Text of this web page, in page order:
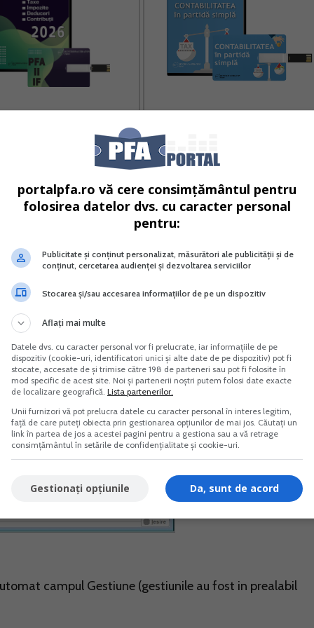
IF Taxe Impozite Deduceri
Contabilitatea in partida simpla
Vreau acest produs →
in consum in momentul achizitiei. Pentru operarea
Intrari.
Tip oper. alegem 001 Cheltuieli deductibile integral.
facturii.
la tip vom alege Alte mat. Consumabile:
campul Gestiune (gestiunile au fost in prealabil
portalpfa.ro vă cere consimțământul pentru
folosirea datelor dvs. cu caracter personal
pentru:
Publicitate și conținut personalizat, măsurători ale publicității și de
conținut, cercetarea audienței și dezvoltarea serviciilor
Stocarea și/sau accesarea informațiilor de pe un dispozitiv
Aflați mai multe
Datele dvs. cu caracter personal vor fi prelucrate, iar informațiile de pe
dispozitiv (cookie-uri, identificatori unici și alte date de pe dispozitiv) pot fi
stocate, accesate de și trimise către 198 de parteneri sau pot fi folosite în
mod specific de acest site. Noi și partenerii noștri putem folosi date exacte
de localizare geografică. Lista partenerilor.
Unii furnizori vă pot prelucra datele cu caracter personal în interes legitim,
față de care puteți obiecta prin gestionarea opțiunilor de mai jos. Căutați un
link în partea de jos a acestei pagini pentru a gestiona sau a vă retrage
consimțământul în setările de confidențialitate și cookie-uri.
Da, sunt de acord
Gestionați opțiunile